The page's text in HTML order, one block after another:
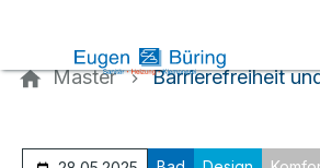
Master Barrierefreiheit